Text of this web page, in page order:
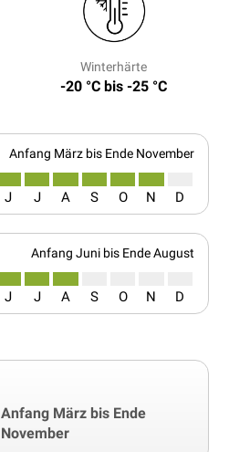
Winterhärte
-20 °C bis -25 °C
Anfang März bis Ende November
J J A S O N D
Anfang Juni bis Ende August
J J A S O N D
Anfang März bis Ende
November